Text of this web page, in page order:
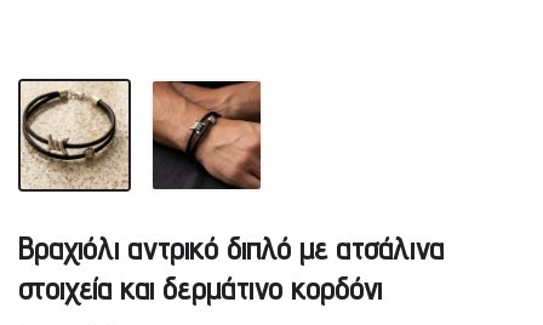
Βραχιόλι αντρικό διπλό με ατσάλινα
στοιχεία και δερμάτινο κορδόνι